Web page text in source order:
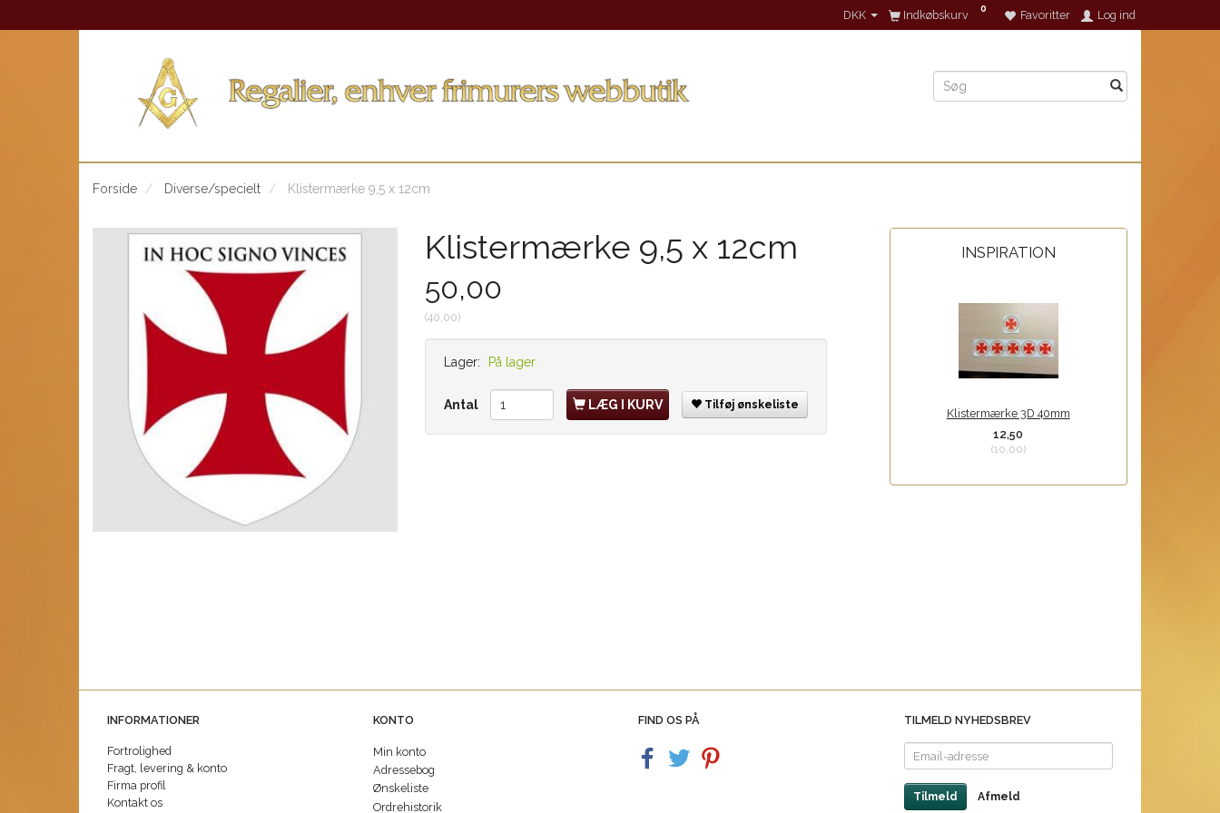
Favoritter Log ind
Indkøbskurv 0
DKK
Forside Diverse/specielt Klistermærke 9,5 x 12cm
Klistermærke 9,5 x 12cm
50,00
(40,00)
Lager: På lager
Antal LÆG I KURV Tilføj ønskeliste
INSPIRATION
Klistermærke 3D 40mm
12,50
(10,00)
INFORMATIONER
Fortrolighed
Fragt, levering & konto
Firma profil
Kontakt os
KONTO
Min konto
Adressebog
Ønskeliste
Ordrehistorik
FIND OS PÅ TILMELD NYHEDSBREV
Email-
adresse
Tilmeld Afmeld